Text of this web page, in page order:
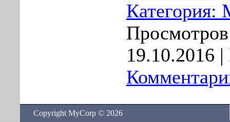
Категория:
19.10.2016 |
Copyright MyCorp © 2026